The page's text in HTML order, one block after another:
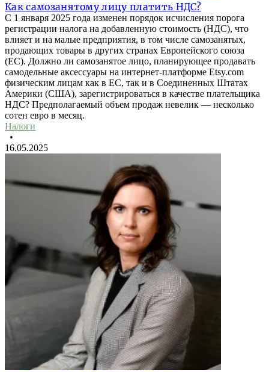
Как самозанятому лицу платить НДС?
С 1 января 2025 года изменен порядок исчисления порога
регистрации налога на добавленную стоимость (НДС), что
влияет и на малые предприятия, в том числе самозанятых,
продающих товары в других странах Европейского союза
(ЕС). Должно ли самозанятое лицо, планирующее продавать
самодельные аксессуары на интернет-платформе Etsy.com
физическим лицам как в ЕС, так и в Соединенных Штатах
Америки (США), зарегистрироваться в качестве плательщика
НДС? Предполагаемый объем продаж невелик — несколько
сотен евро в месяц.
Налоги
•
16.05.2025